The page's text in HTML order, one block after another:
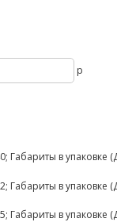
р
в упаковке
в упаковке
в упаковке